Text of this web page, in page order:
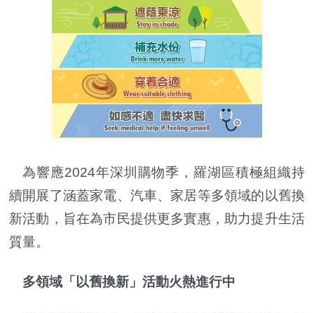
為響應2024年深圳購物季，羅湖區積極組織持
續開展了涵蓋家電、汽車、家居等多領域的以舊換
新活動，旨在為市民提供更多實惠，助力提升生活
質量。
多領域「以舊換新」活動火熱進行中